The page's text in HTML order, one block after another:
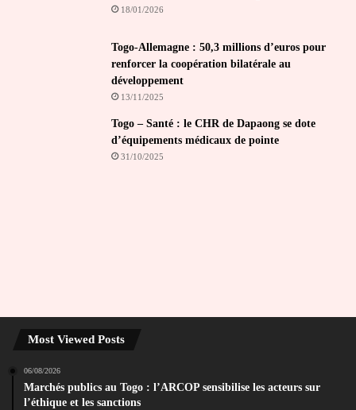
18/01/2026
Togo-Allemagne : 50,3 millions d’euros pour
renforcer la coopération bilatérale au
développement
13/11/2025
Togo – Santé : le CHR de Dapaong se dote
d’équipements médicaux de pointe
31/10/2025
Most Viewed Posts
06/08/2026
Marchés publics au Togo : l’ARCOP sensibilise les acteurs sur
l’éthique et les sanctions